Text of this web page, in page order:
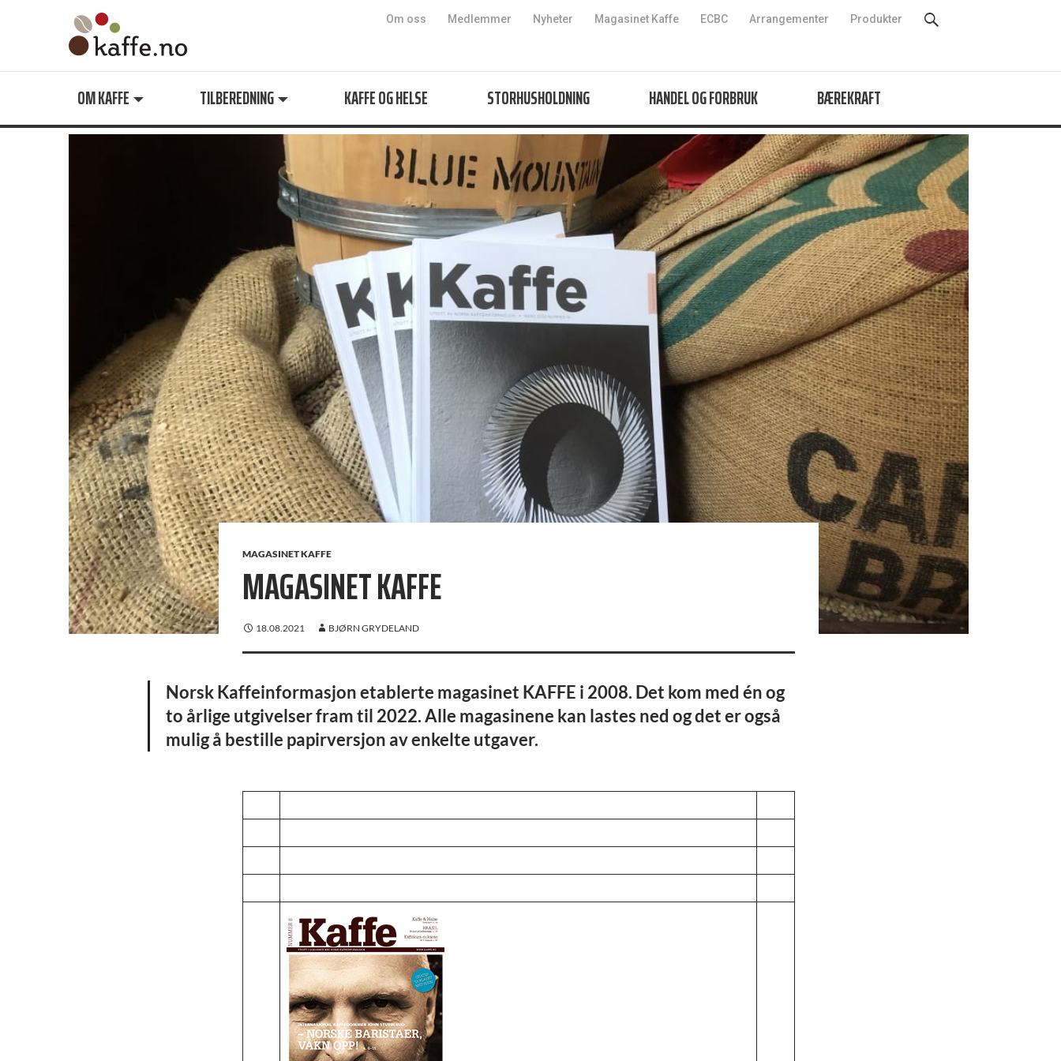
Om oss
Medlemmer Nyheter Magasinet Kaffe ECBC Arrangementer Produkter
OM KAFFE TILBEREDNING KAFFE OG HELSE STORHUSHOLDNING HANDEL OG FORBRUK BÆREKRAFT
MAGASINET KAFFE
MAGASINET KAFFE
18.08.2021 BJØRN GRYDELAND
Norsk Kaffeinformasjon etablerte magasinet KAFFE i 2008. Det kom med én og
to årlige utgivelser fram til 2022. Alle magasinene kan lastes ned og det er også
mulig å bestille papirversjon av enkelte utgaver.